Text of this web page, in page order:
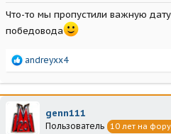
Что-то мы пропустили важную
победовода
Р
а
к
ц
и
и
andreyxx4
genn111
Пользователь 10 лет на